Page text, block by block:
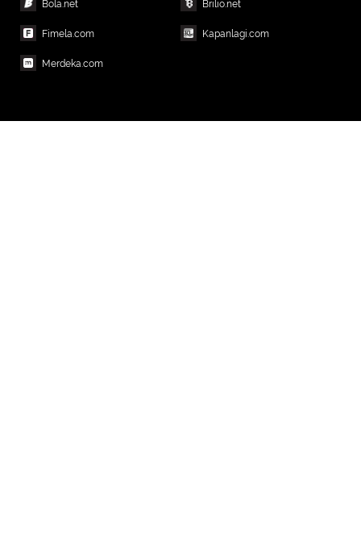
Bola.net Brilio.net
Fimela.com Kapanlagi.com
Merdeka.com